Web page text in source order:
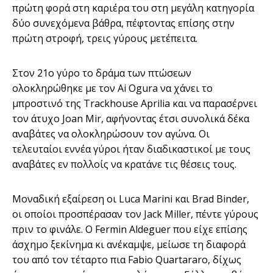
πρώτη φορά στη καριέρα του στη μεγάλη κατηγορία
δύο συνεχόμενα βάθρα, πέφτοντας επίσης στην
πρώτη στροφή, τρεις γύρους μετέπειτα.
Στον 21ο γύρο το δράμα των πτώσεων
ολοκληρώθηκε με τον Ai Ogura να χάνει το
μπροστινό της Trackhouse Aprilia και να παρασέρνει
τον άτυχο Joan Mir, αφήνοντας έτσι συνολικά δέκα
αναβάτες να ολοκληρώσουν τον αγώνα. Οι
τελευταίοι εννέα γύροι ήταν διαδικαστικοί με τους
αναβάτες εν πολλοίς να κρατάνε τις θέσεις τους.
Μοναδική εξαίρεση οι Luca Marini και Brad Binder,
οι οποίοι προσπέρασαν τον Jack Miller, πέντε γύρους
πριν το φινάλε. Ο Fermin Aldeguer που είχε επίσης
άσχημο ξεκίνημα κι ανέκαμψε, μείωσε τη διαφορά
του από τον τέταρτο πια Fabio Quartararo, δίχως